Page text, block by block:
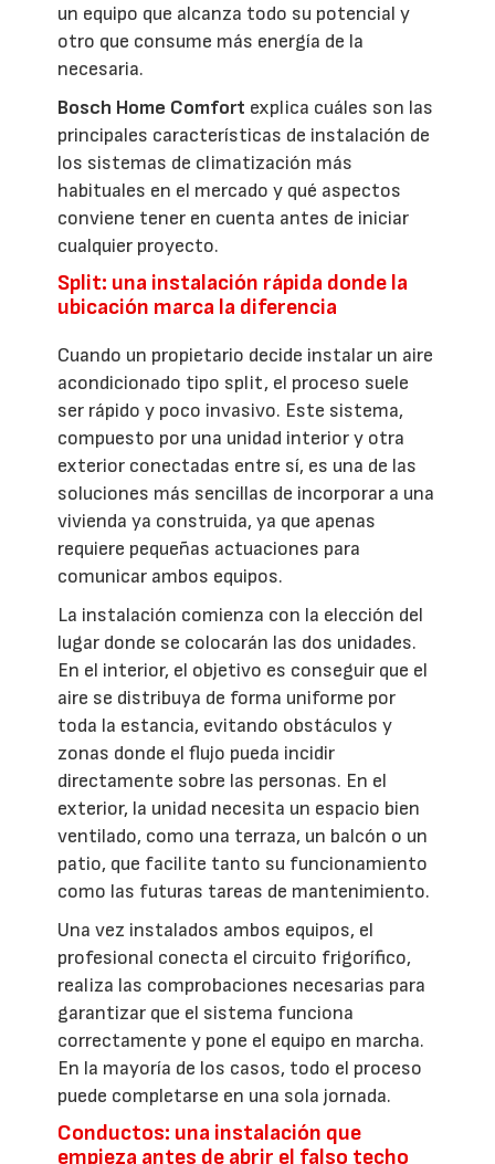
un equipo que alcanza todo su potencial y
otro que consume más energía de la
necesaria.
Bosch Home Comfort explica cuáles son las
principales características de instalación de
los sistemas de climatización más
habituales en el mercado y qué aspectos
conviene tener en cuenta antes de iniciar
cualquier proyecto.
Split: una instalación rápida donde la
ubicación marca la diferencia
Cuando un propietario decide instalar un aire
acondicionado tipo split, el proceso suele
ser rápido y poco invasivo. Este sistema,
compuesto por una unidad interior y otra
exterior conectadas entre sí, es una de las
soluciones más sencillas de incorporar a una
vivienda ya construida, ya que apenas
requiere pequeñas actuaciones para
comunicar ambos equipos.
La instalación comienza con la elección del
lugar donde se colocarán las dos unidades.
En el interior, el objetivo es conseguir que el
aire se distribuya de forma uniforme por
toda la estancia, evitando obstáculos y
zonas donde el flujo pueda incidir
directamente sobre las personas. En el
exterior, la unidad necesita un espacio bien
ventilado, como una terraza, un balcón o un
patio, que facilite tanto su funcionamiento
como las futuras tareas de mantenimiento.
Una vez instalados ambos equipos, el
profesional conecta el circuito frigorífico,
realiza las comprobaciones necesarias para
garantizar que el sistema funciona
correctamente y pone el equipo en marcha.
En la mayoría de los casos, todo el proceso
puede completarse en una sola jornada.
Conductos: una instalación que
empieza antes de abrir el falso techo